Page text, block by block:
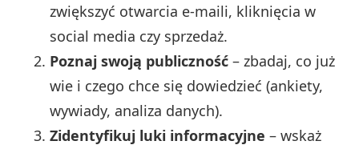
zwiększyć otwarcia e‑maili, kliknięcia w
social media czy sprzedaż.
Poznaj swoją publiczność – zbadaj, co już
wie i czego chce się dowiedzieć (ankiety,
wywiady, analiza danych).
Zidentyfikuj luki informacyjne – wskaż